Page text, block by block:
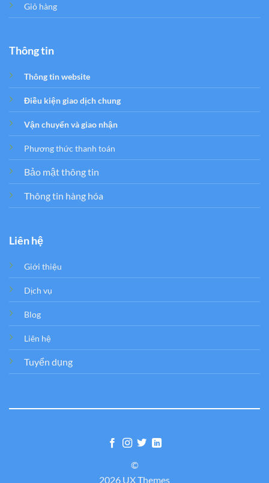
Giỏ hàng
Thông tin
Thông tin website
Điều kiện giao dịch chung
Vận chuyển và giao nhận
Phương thức thanh toán
Bảo mật thông tin
Thông tin hàng hóa
Liên hệ
Giới thiệu
Dịch vụ
Blog
Liên hệ
Tuyển dụng
©
2026 UX Themes